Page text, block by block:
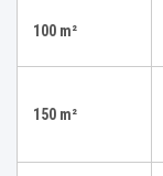
100 m²
150 m²